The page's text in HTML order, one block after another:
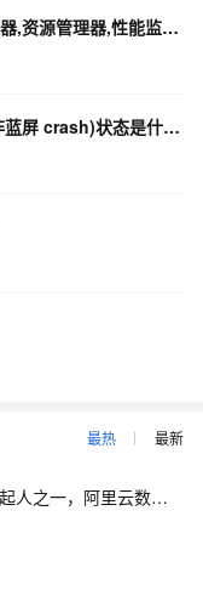
Windows系统内存分析工具介绍(进程管理器,资源管理器,性能监视器, VMM, RM,PM)
Windows 实例开机后一直处于蓝色屏幕(非蓝屏 crash)状态是什么原因
最热 最新
【大咖问答】对话PostgreSQL 中国社区发起人之一，阿里云数据库高级专家 德哥